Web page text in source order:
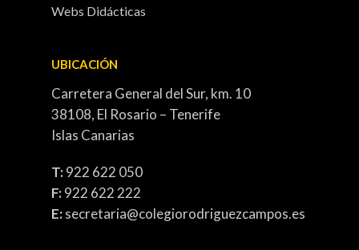
Webs Didácticas
UBICACIÓN
Carretera General del Sur, km. 10
38108, El Rosario – Tenerife
Islas Canarias
T:922 622 050
F:922 622 222
E:secretaria@colegiorodriguezcampos.es